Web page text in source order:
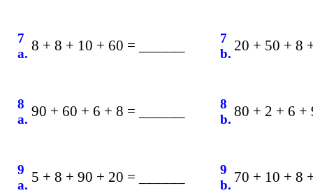
7
a. 8 + 8 + 10 + 60 = ______
7
b. 20 + 50 + 8
8
a. 90 + 60 + 6 + 8 = ______
8
b. 80 + 2 + 6 +
9
a. 5 + 8 + 90 + 20 = ______
9
b. 70 + 10 + 8